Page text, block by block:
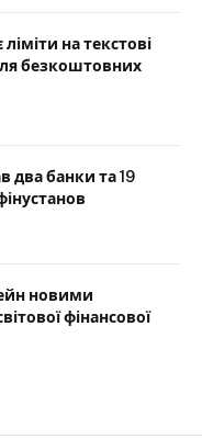
на текстові
безкоштовних
два банки та 19
новими
фінансової